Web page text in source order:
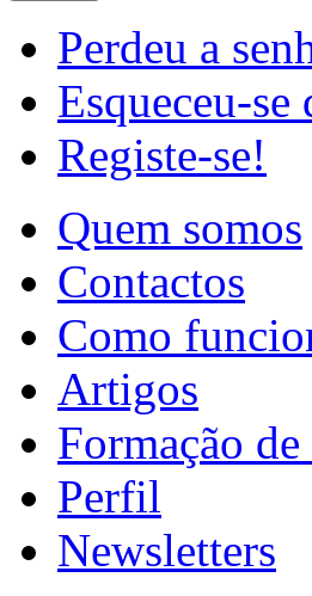
Perdeu a
Esqueceu-
Registe-se!
Quem somos
Contactos
Como
Artigos
Formação
Perfil
Newsletters